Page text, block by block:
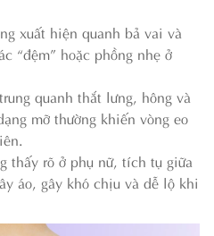
xuất hiện quanh bả vai và
“đệm” hoặc phồng nhẹ ở
quanh thắt lưng, hông và
mỡ thường khiến vòng eo
thấy rõ ở phụ nữ, tích tụ giữa
áo, gây khó chịu và dễ lộ khi